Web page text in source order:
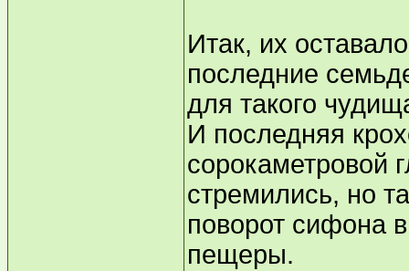
Итак, их
последние
для такого
И последняя
сорокаметровой
стремились, но
поворот сифона
пещеры.